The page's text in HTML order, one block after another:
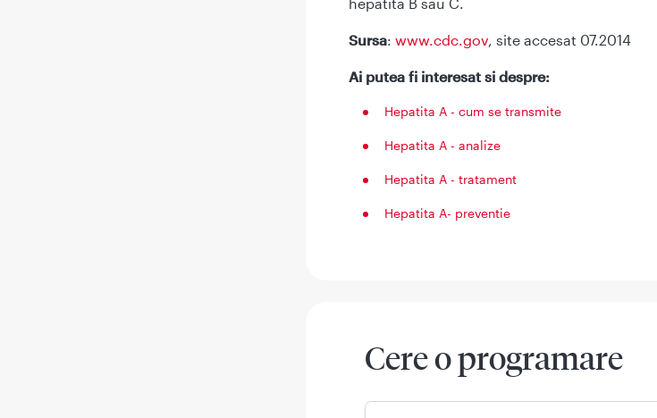
hepatita B sau C.
Sursa: www.cdc.gov, site accesat 07.2014
Ai putea fi interesat si despre:
Hepatita A - cum se transmite
Hepatita A - analize
Hepatita A - tratament
Hepatita A- preventie
Cere o programare